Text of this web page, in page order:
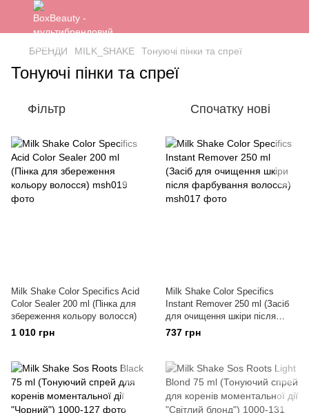
БРЕНДИ MILK_SHAKE Тонуючі пінки та спреї
Тонуючі пінки та спреї
Фільтр Спочатку нові
Milk Shake Color Specifics Acid
Color Sealer 200 ml (Пінка для
збереження кольору волосся)
1 010 грн
Milk Shake Color Specifics
Instant Remover 250 ml (Засіб
для очищення шкіри після
фарбування волосся)
737 грн